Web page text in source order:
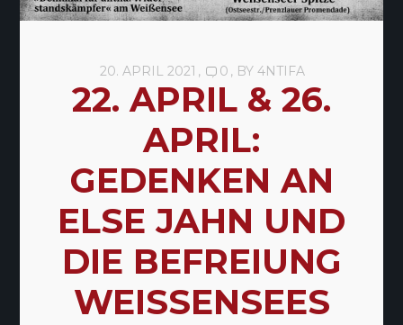
20. APRIL 2021 0 BY 4NTIFA
22. APRIL & 26.
APRIL:
GEDENKEN AN
ELSE JAHN UND
DIE BEFREIUNG
WEISSENSEES